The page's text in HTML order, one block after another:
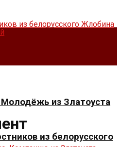
из Златоуста
из белорусского